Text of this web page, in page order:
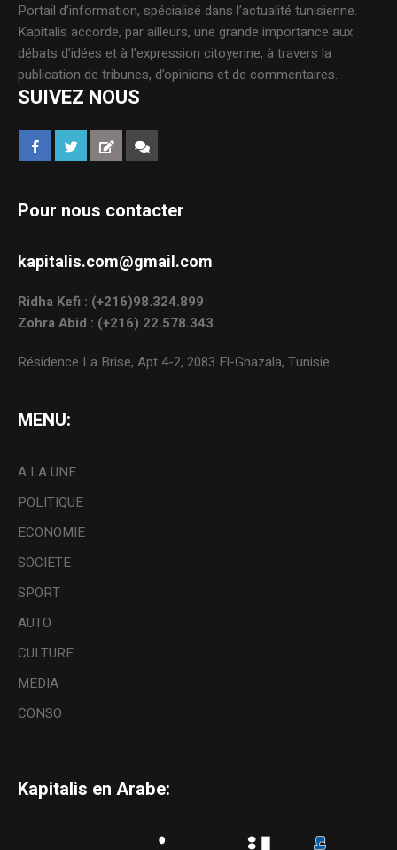
Portail d’information, spécialisé dans l’actualité tunisienne.
Kapitalis accorde, par ailleurs, une grande importance aux
débats d’idées et à l’expression citoyenne, à travers la
publication de tribunes, d’opinions et de commentaires.
SUIVEZ NOUS
Pour nous contacter
kapitalis.com@gmail.com
Ridha Kefi : (+216)98.324.899
Zohra Abid : (+216) 22.578.343
Résidence La Brise, Apt 4-2, 2083 El-Ghazala, Tunisie.
MENU:
A LA UNE
POLITIQUE
ECONOMIE
SOCIETE
SPORT
AUTO
CULTURE
MEDIA
CONSO
Kapitalis en Arabe: